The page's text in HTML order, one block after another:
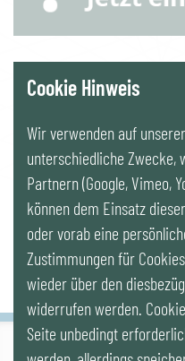
YouTube
LinkedIn
Newsletter
Cookie Hinweis
Wir verwenden auf
unterschiedliche Zwecke,
Partnern (Google, Vimeo,
können dem Einsatz
oder vorab eine
Zustimmungen für
wieder über den
widerrufen werden.
Seite unbedingt